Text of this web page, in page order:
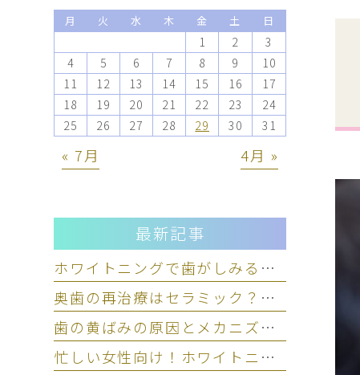
月 火 水 木 金 土 日
1 2
3
4
5 6 7 8 9
10
11
12 13 14 15 16
17
18
19 20 21 22 23
24
25
26 27 28 29 30 31
« 7月 4月 »
最新記事
ホワイトニングで歯がしみる原因は？仕事中できる応急処置と対策
奥歯の再治療はセラミック？銀歯？費用や寿命など5基準で比較
歯の黄ばみの原因とメカニズム！人前に立つ女性のための正しいケア
忙しい女性向け！ホワイトニングの種類（オフィス・ホーム）の違い